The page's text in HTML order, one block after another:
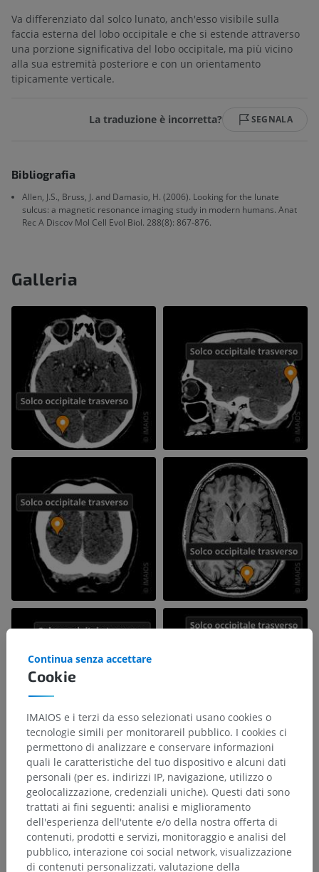
Va differenziato dal solco lunato, anch'esso visibile sulla
faccia esterna del lobo occipitale e che si estende attraverso
una porzione significativa del lobo occipitale, ma più vicino
alla sua estremità posteriore e con un orientamento
tipicamente verticale.
La traduzione è incorretta? SEGNALA
Bibliografia
Allen, J.S., Bruss, J. and Damasio, H. (2006). Looking for the lunate
sulcus: a magnetic resonance imaging study in modern humans. Anat
Rec A Discov Mol Cell Evol Biol. 288(8): 867-876.
Galleria
Cookie
Continua senza accettare
IMAIOS e i terzi da esso selezionati usano cookies o
tecnologie simili per monitorareil pubblico. I cookies ci
permettono di analizzare e conservare informazioni
quali le caratteristiche del tuo dispositivo e alcuni dati
personali (per es. indirizzi IP, navigazione, utilizzo o
geolocalizzazione, credenziali uniche). Questi dati sono
trattati ai fini seguenti: analisi e miglioramento
dell'esperienza dell'utente e/o della nostra offerta di
contenuti, prodotti e servizi, monitoraggio e analisi del
pubblico, interazione coi social network, visualizzazione
di contenuti personalizzati, valutazione della